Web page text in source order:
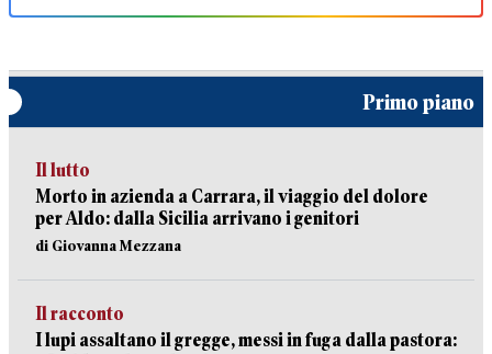
Primo piano
Il lutto
Morto in azienda a Carrara, il viaggio del dolore
per Aldo: dalla Sicilia arrivano i genitori
di Giovanna Mezzana
Il racconto
I lupi assaltano il gregge, messi in fuga dalla pastora: